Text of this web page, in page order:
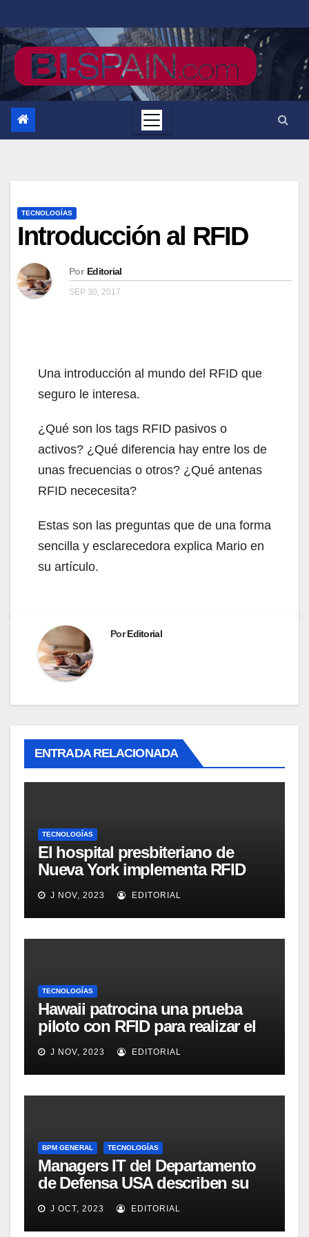
al
contenido
TECNOLOGÍAS
Introducción al RFID
Por Editorial
SEP 30, 2017
Una introducción al mundo del RFID que
seguro le interesa.
¿Qué son los tags RFID pasivos o
activos? ¿Qué diferencia hay entre los de
unas frecuencias o otros? ¿Qué antenas
RFID nececesita?
Estas son las preguntas que de una forma
sencilla y esclarecedora explica Mario en
su artículo.
PorEditorial
ENTRADA RELACIONADA
TECNOLOGÍAS
El hospital presbiteriano de
Nueva York implementa RFID
para mejorar el proceso de
inventario de equipamiento
médico
J NOV, 2023 EDITORIAL
TECNOLOGÍAS
Hawaii patrocina una prueba
piloto con RFID para realizar el
seguimiento y control de
alimentos
J NOV, 2023 EDITORIAL
BPM GENERAL TECNOLOGÍAS
Managers IT del Departamento
de Defensa USA describen su
implementación SOA
J OCT, 2023 EDITORIAL